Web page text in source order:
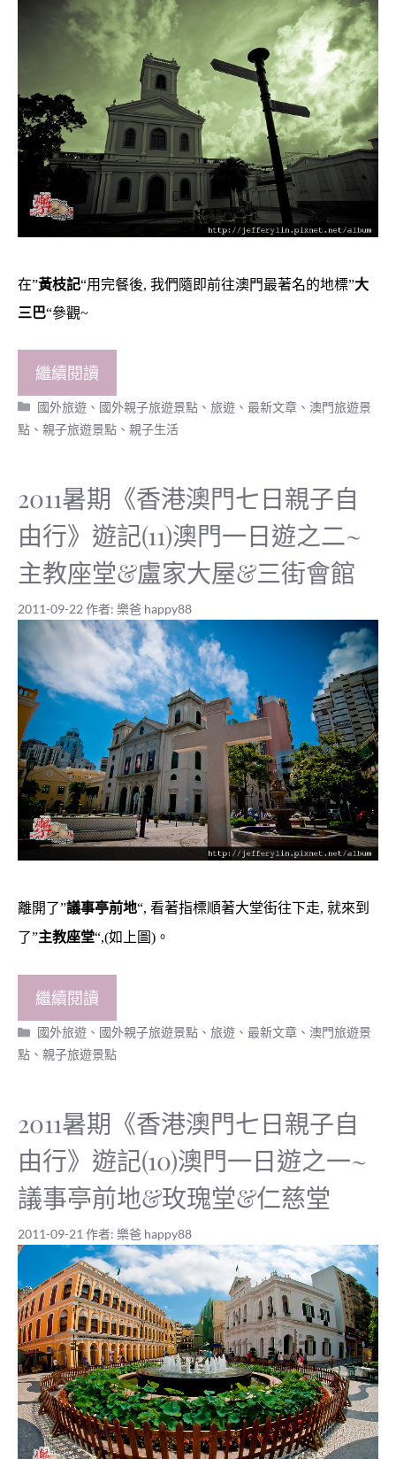
在”黃枝記“用完餐後, 我們隨即前往澳門最著名的地標”大
三巴“參觀~
繼續閱讀
分
類
國外旅遊 、 國外親子旅遊景點 、旅遊 、最新文章 、 澳門旅遊景
點 、 親子旅遊景點 、 親子生活
2011暑期《香港澳門七日親子自
由行》遊記(11)澳門一日遊之二~
主教座堂&盧家大屋&三街會館
2011-09-22 作者: 樂爸 happy88
離開了”議事亭前地“, 看著指標順著大堂街往下走, 就來到
了”主教座堂“,(如上圖)。
繼續閱讀
分
類
國外旅遊 、 國外親子旅遊景點 、旅遊 、最新文章 、 澳門旅遊景
點 、 親子旅遊景點
2011暑期《香港澳門七日親子自
由行》遊記(10)澳門一日遊之一~
議事亭前地&玫瑰堂&仁慈堂
2011-09-21 作者: 樂爸 happy88